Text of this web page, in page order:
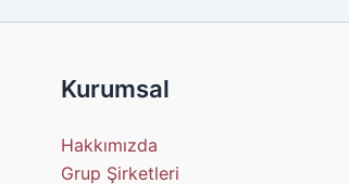
Kurumsal
Hakkımızda
Grup Şirketleri